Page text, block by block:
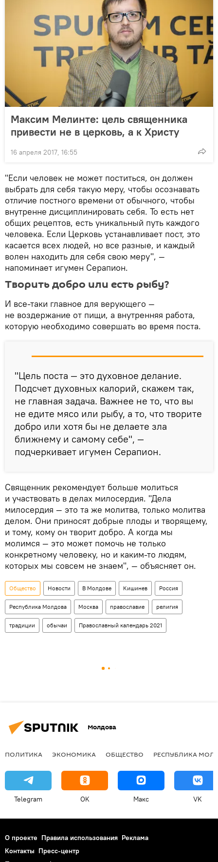
Максим Мелинте: цель священника
привести не в церковь, а к Христу
16 апреля 2017, 16:55
"Если человек не может поститься, он должен
выбрать для себя такую меру, чтобы осознавать
отличие постного времени от обычного, чтобы
внутренне дисциплинировать себя. То есть нет
общих рецептов, есть уникальный путь каждого
человека. Если Церковь устанавливает пост, это
касается всех людей, но все разные, и каждый
волен находить для себя свою меру", —
напоминает игумен Серапион.
Творить добро или есть рыбу?
И все-таки главное для верующего —
не воздержание от пищи, а внутренняя работа,
которую необходимо совершать во время поста.
"Цель поста — это духовное делание.
Подсчет духовных калорий, скажем так,
не главная задача. Важнее не то, что вы
не едите мясо или рыбу, а то, что творите
добро или хотя бы не делаете зла
ближнему и самому себе", —
подчеркивает игумен Серапион.
Священник рекомендует больше молиться
и участвовать в делах милосердия. "Дела
милосердия — это та же молитва, только молитва
делом. Они приносят добрые плоды и творящему,
и тому, кому он творит добро. А когда мы
молимся — это может помочь не только
конкретному человеку, но и каким-то людям,
которых мы совсем не знаем", — объясняет он.
Общество Новости В Молдове Кишинев Россия
Республика Молдова Москва православие религия
традиции обычаи Православный календарь 2021
Молдова
ПОЛИТИКА ЭКОНОМИКА ОБЩЕСТВО РЕСПУБЛИКА
Telegram OK Макс VK
О проекте Правила использования Реклама
Контакты Пресс-центр